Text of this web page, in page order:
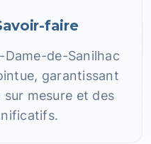
faire
de-Sanilhac
garantissant
mesure et des